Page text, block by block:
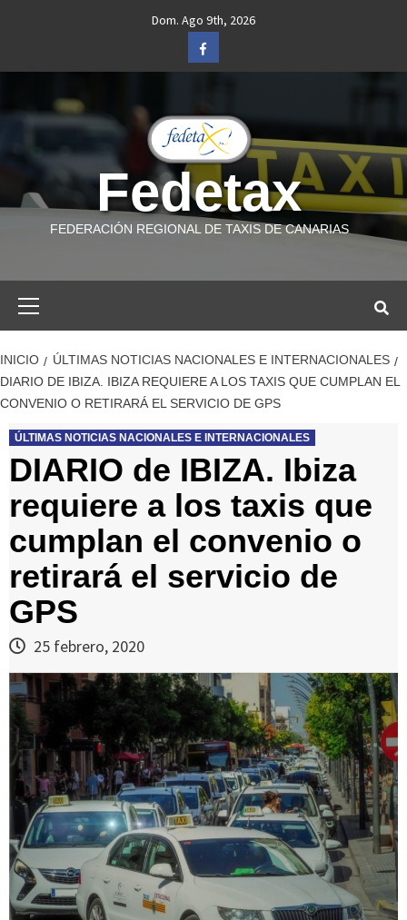
Dom. Ago 9th, 2026
Facebook
Fedetax
FEDERACIÓN REGIONAL DE TAXIS DE CANARIAS
INICIO
ÚLTIMAS NOTICIAS NACIONALES E INTERNACIONALES
DIARIO DE IBIZA. IBIZA REQUIERE A LOS TAXIS QUE CUMPLAN EL
CONVENIO O RETIRARÁ EL SERVICIO DE GPS
ÚLTIMAS NOTICIAS NACIONALES E INTERNACIONALES
DIARIO de IBIZA. Ibiza
requiere a los taxis que
cumplan el convenio o
retirará el servicio de
GPS
25 febrero, 2020